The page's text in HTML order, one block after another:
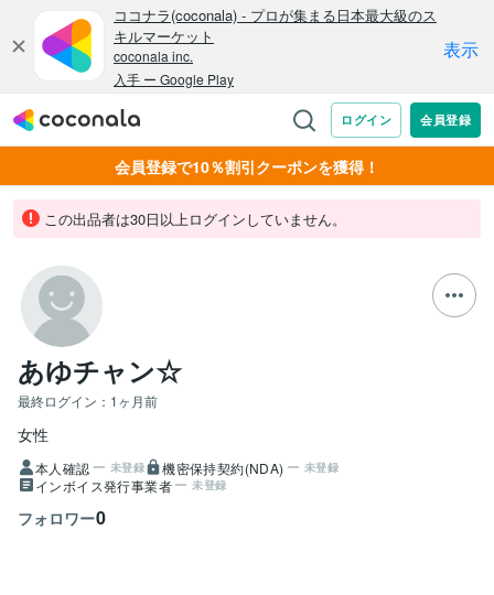
会員登録で10％割引クーポンを獲得！
この出品者は30日以上ログインしていません。
あゆチャン☆
最終ログイン： 1ヶ月前
女性
本人確認 未登録 機密保持契約(NDA) 未登録
インボイス発行事業者 未登録
フォロワー0